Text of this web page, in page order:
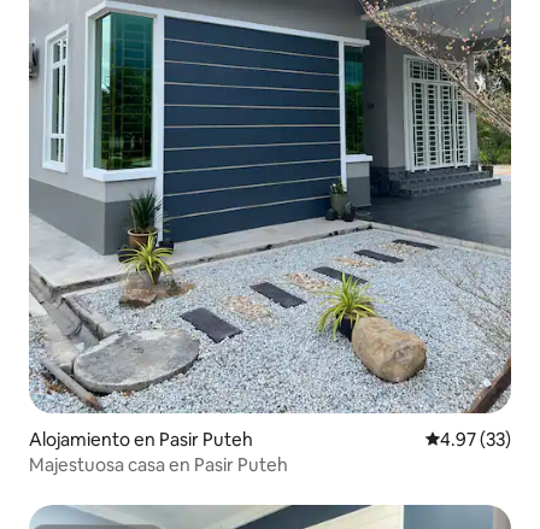
Alojamiento en Pasir Puteh Calificación
4.97 (33)
Majestuosa casa en Pasir Puteh